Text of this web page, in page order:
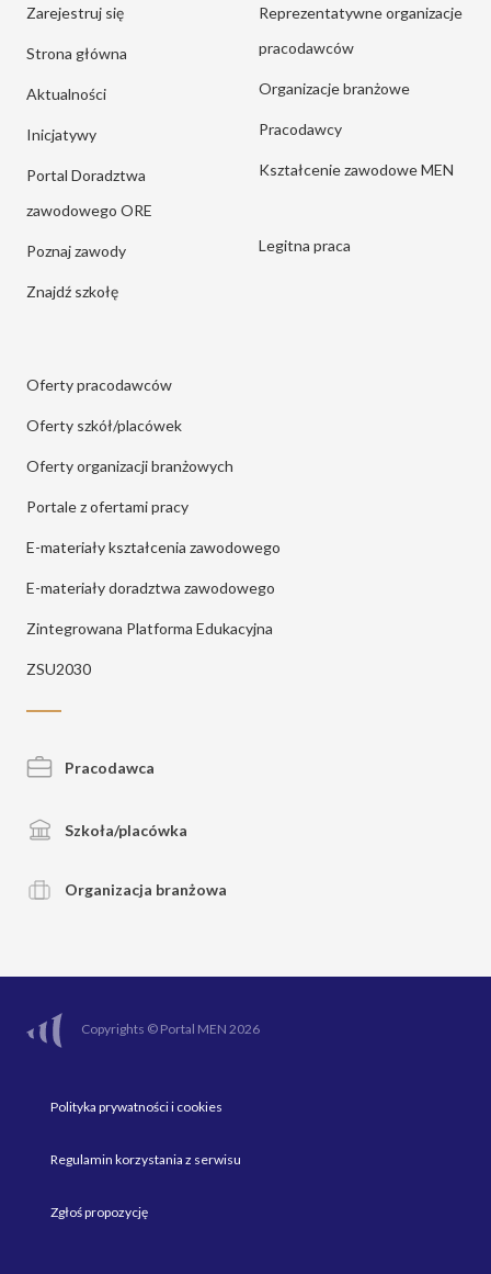
Zarejestruj się
Strona główna
Aktualności
Inicjatywy
Portal Doradztwa
zawodowego ORE
Poznaj zawody
Znajdź szkołę
Reprezentatywne organizacje
pracodawców
Organizacje branżowe
Pracodawcy
Kształcenie zawodowe MEN
Legitna praca
Oferty pracodawców
Oferty szkół/placówek
Oferty organizacji branżowych
Portale z ofertami pracy
E-materiały kształcenia zawodowego
E-materiały doradztwa zawodowego
Zintegrowana Platforma Edukacyjna
ZSU2030
Pracodawca
Szkoła/placówka
Organizacja branżowa
Copyrights © Portal MEN 2026
Polityka prywatności i cookies
Regulamin korzystania z serwisu
Zgłoś propozycję